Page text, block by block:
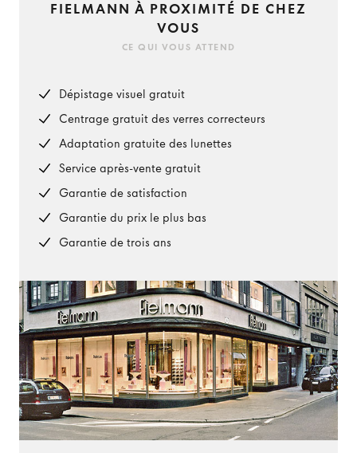
FIELMANN À PROXIMITÉ DE CHEZ
VOUS
CE QUI VOUS ATTEND
Dépistage visuel gratuit
Centrage gratuit des verres correcteurs
Adaptation gratuite des lunettes
Service après-vente gratuit
Garantie de satisfaction
Garantie du prix le plus bas
Garantie de trois ans